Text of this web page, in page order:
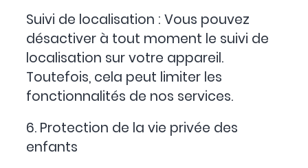
Suivi de localisation : Vous pouvez
désactiver à tout moment le suivi de
localisation sur votre appareil.
Toutefois, cela peut limiter les
fonctionnalités de nos services.
6. Protection de la vie privée des
enfants